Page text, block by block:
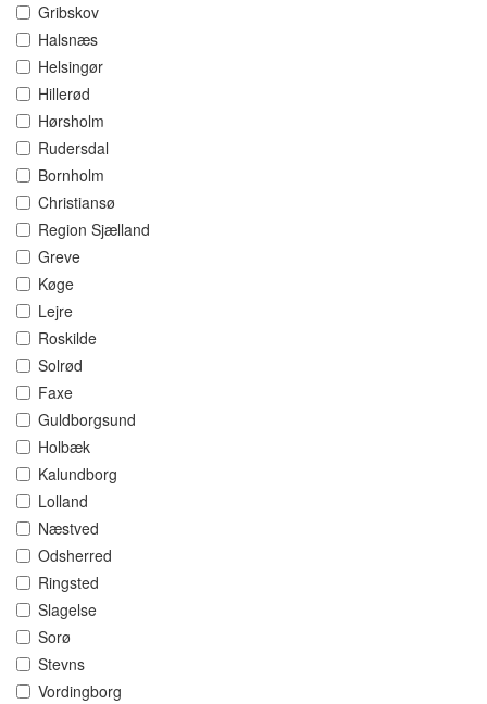
Gribskov
Halsnæs
Helsingør
Hillerød
Hørsholm
Rudersdal
Bornholm
Christiansø
Region Sjælland
Greve
Køge
Lejre
Roskilde
Solrød
Faxe
Guldborgsund
Holbæk
Kalundborg
Lolland
Næstved
Odsherred
Ringsted
Slagelse
Sorø
Stevns
Vordingborg